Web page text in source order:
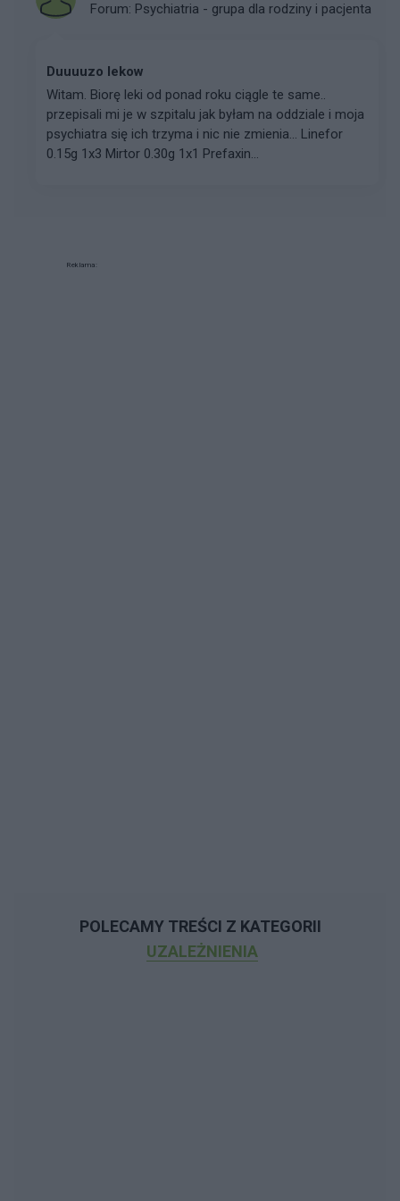
Forum: Psychiatria - grupa dla rodziny i pacjenta
Duuuuzo lekow
Witam. Biorę leki od ponad roku ciągle te same..
przepisali mi je w szpitalu jak byłam na oddziale i moja
psychiatra się ich trzyma i nic nie zmienia... Linefor
0.15g 1x3 Mirtor 0.30g 1x1 Prefaxin...
Reklama:
POLECAMY TREŚCI Z KATEGORII
UZALEŻNIENIA